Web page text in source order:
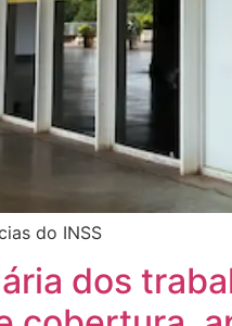
do INSS
dos